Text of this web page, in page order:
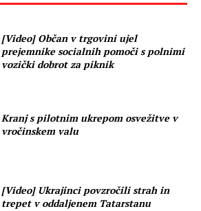
[Video] Občan v trgovini ujel
prejemnike socialnih pomoči s polnimi
vozički dobrot za piknik
Kranj s pilotnim ukrepom osvežitve v
vročinskem valu
[Video] Ukrajinci povzročili strah in
trepet v oddaljenem Tatarstanu